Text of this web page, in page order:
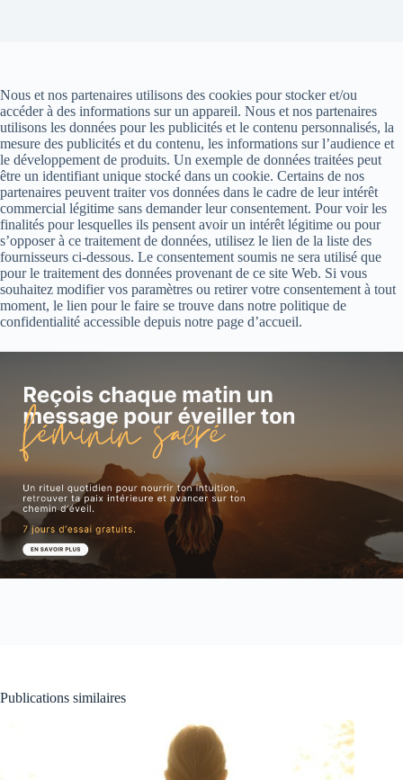
Nous et nos partenaires utilisons des cookies pour stocker et/ou
accéder à des informations sur un appareil. Nous et nos partenaires
utilisons les données pour les publicités et le contenu personnalisés, la
mesure des publicités et du contenu, les informations sur l’audience et
le développement de produits. Un exemple de données traitées peut
être un identifiant unique stocké dans un cookie. Certains de nos
partenaires peuvent traiter vos données dans le cadre de leur intérêt
commercial légitime sans demander leur consentement. Pour voir les
finalités pour lesquelles ils pensent avoir un intérêt légitime ou pour
s’opposer à ce traitement de données, utilisez le lien de la liste des
fournisseurs ci-dessous. Le consentement soumis ne sera utilisé que
pour le traitement des données provenant de ce site Web. Si vous
souhaitez modifier vos paramètres ou retirer votre consentement à tout
moment, le lien pour le faire se trouve dans notre politique de
confidentialité accessible depuis notre page d’accueil.
Publications similaires